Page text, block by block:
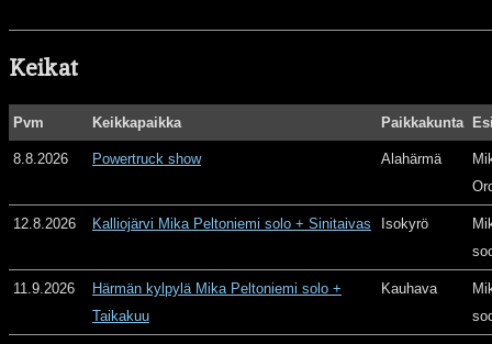
Keikat
Pvm Keikkapaikka Paikkakunta
8.8.2026 Powertruck show Alahärmä
12.8.2026 Kalliojärvi Mika Peltoniemi solo + Sinitaivas Isokyrö
11.9.2026
Härmän kylpylä Mika Peltoniemi solo +
Taikakuu
Kauhava